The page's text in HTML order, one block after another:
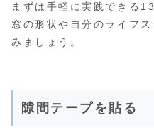
まずは手軽に実践できる
窓の形状や自分のライフ
みましょう。
隙間テープを貼る